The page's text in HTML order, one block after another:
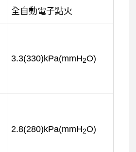
全自動電子點火
3.3(330)kPa(mmH2O)
2.8(280)kPa(mmH2O)